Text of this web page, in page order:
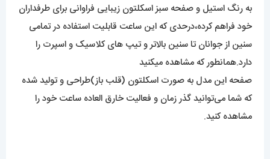
به رنگ استیل و صفحه سبز اسکلتون زیبایی فراوانی برای طرفداران
خود فراهم کرده،درحدی که این ساعت قابلیت استفاده در تمامی
سنین از جوانان تا سنین بالاتر و تیپ های کلاسیک و اسپرت را
دارد.همانطور که مشاهده میکنید
صفحه این مدل به صورت اسکلتون (قلب باز)طراحی و تولید شده
که شما می‌توانید گذر زمان و فعالیت خارق العاده ساعت خود را
مشاهده کنید.